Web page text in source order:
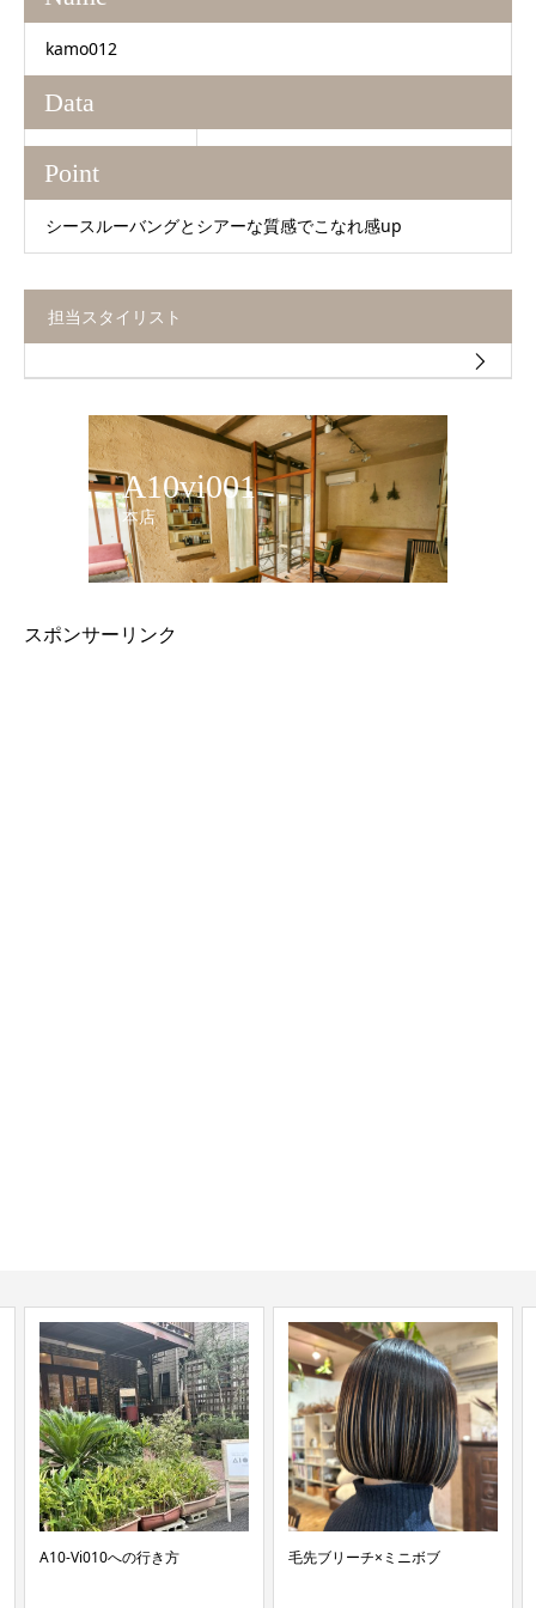
kamo012
Data
Point
シースルーバングとシアーな質感でこなれ感up
担当スタイリスト
A10vi001
本店
スポンサーリンク
A10-Vi010への行き方 毛先ブリーチ×ミニボブ